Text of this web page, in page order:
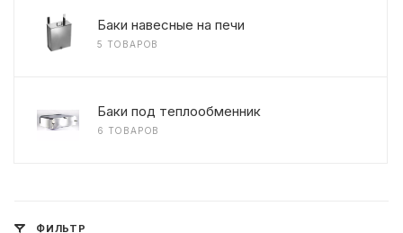
Баки навесные на печи
5 ТОВАРОВ
Баки под теплообменник
6 ТОВАРОВ
ФИЛЬТР